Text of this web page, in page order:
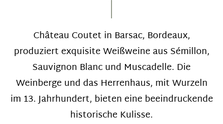
Château Coutet in Barsac, Bordeaux,
produziert exquisite Weißweine aus Sémillon,
Sauvignon Blanc und Muscadelle. Die
Weinberge und das Herrenhaus, mit Wurzeln
im 13. Jahrhundert, bieten eine beeindruckende
historische Kulisse.